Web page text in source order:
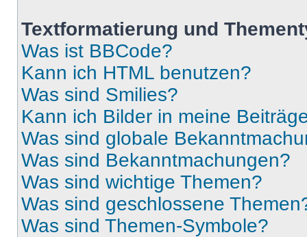
Textformatierung und
Was ist BBCode?
Kann ich HTML benutzen?
Was sind Smilies?
Kann ich Bilder in meine
Was sind globale
Was sind Bekanntmachungen?
Was sind wichtige Themen?
Was sind geschlossene
Was sind Themen-Symbole?